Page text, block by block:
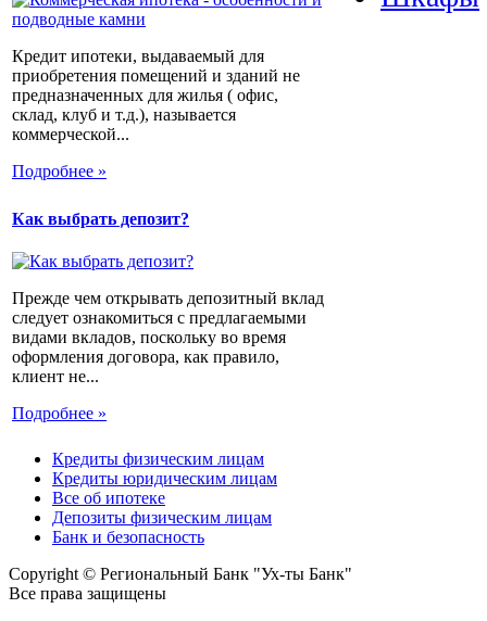
Кредит ипотеки, выдаваемый для
приобретения помещений и зданий не
предназначенных для жилья ( офис,
склад, клуб и т.д.), называется
коммерческой...
Подробнее »
Как выбрать депозит?
Прежде чем открывать депозитный вклад
следует ознакомиться с предлагаемыми
видами вкладов, поскольку во время
оформления договора, как правило,
клиент не...
Подробнее »
Кредиты физическим лицам
Кредиты юридическим лицам
Все об ипотеке
Депозиты физическим лицам
Банк и безопасность
Copyright © Региональный Банк "Ух-ты Банк"
Все права защищены